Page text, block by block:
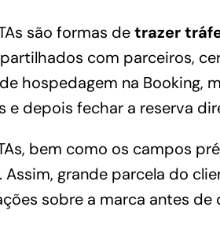
são formas detrazer
com parceiros,
hospedagem na Booking,
e depois fechar a reserva
bem como os campos
grande parcela do
sobre a marca antes